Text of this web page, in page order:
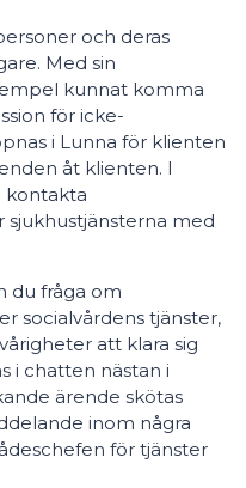
och deras
Med sin
kunnat komma
för icke-
i Lunna för klienten
åt klienten. I
kontakta
med
du fråga om
socialvårdens tjänster,
att klara sig
i chatten nästan i
ärende skötas
inom några
för tjänster